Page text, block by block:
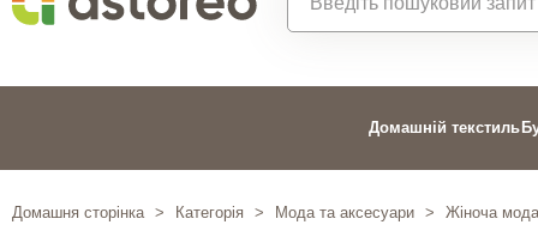
Домашній текстиль
Домашня сторінка > Категорія > Мода та аксесуари > Жіноча мода